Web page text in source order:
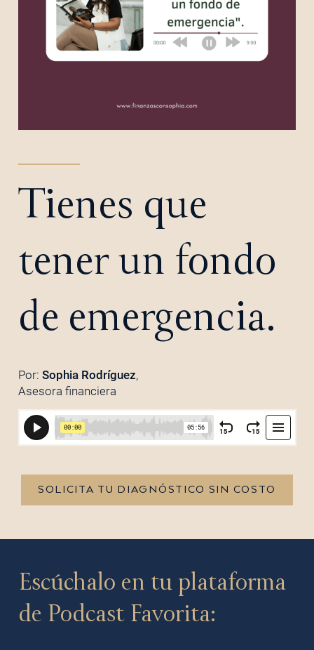
Tienes que
tener un fondo
de emergencia.
Por: Sophia Rodríguez,
Asesora financiera
SOLICITA TU DIAGNÓSTICO SIN COSTO
Escúchalo en tu plataforma
de Podcast Favorita: